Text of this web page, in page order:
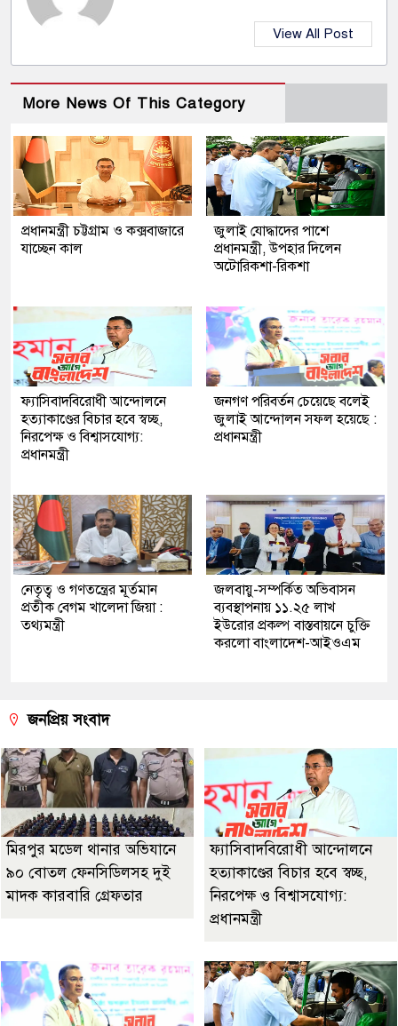
View All Post
More News Of This Category
প্রধানমন্ত্রী চট্টগ্রাম ও কক্সবাজারে
যাচ্ছেন কাল
জুলাই যোদ্ধাদের পাশে
প্রধানমন্ত্রী, উপহার দিলেন
অটোরিকশা-রিকশা
ফ্যাসিবাদবিরোধী আন্দোলনে
হত্যাকাণ্ডের বিচার হবে স্বচ্ছ,
নিরপেক্ষ ও বিশ্বাসযোগ্য:
প্রধানমন্ত্রী
জনগণ পরিবর্তন চেয়েছে বলেই
জুলাই আন্দোলন সফল হয়েছে :
প্রধানমন্ত্রী
নেতৃত্ব ও গণতন্ত্রের মূর্তমান
প্রতীক বেগম খালেদা জিয়া :
তথ্যমন্ত্রী
জলবায়ু-সম্পর্কিত অভিবাসন
ব্যবস্থাপনায় ১১.২৫ লাখ
ইউরোর প্রকল্প বাস্তবায়নে চুক্তি
করলো বাংলাদেশ-আইওএম
জনপ্রিয় সংবাদ
মিরপুর মডেল থানার অভিযানে
৯০ বোতল ফেনসিডিলসহ দুই
মাদক কারবারি গ্রেফতার
ফ্যাসিবাদবিরোধী আন্দোলনে
হত্যাকাণ্ডের বিচার হবে স্বচ্ছ,
নিরপেক্ষ ও বিশ্বাসযোগ্য:
প্রধানমন্ত্রী